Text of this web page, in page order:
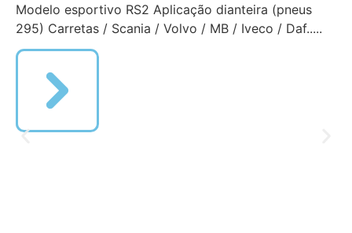
Modelo esportivo RS2 Aplicação dianteira (pneus
295) Carretas / Scania / Volvo / MB / Iveco / Daf.....